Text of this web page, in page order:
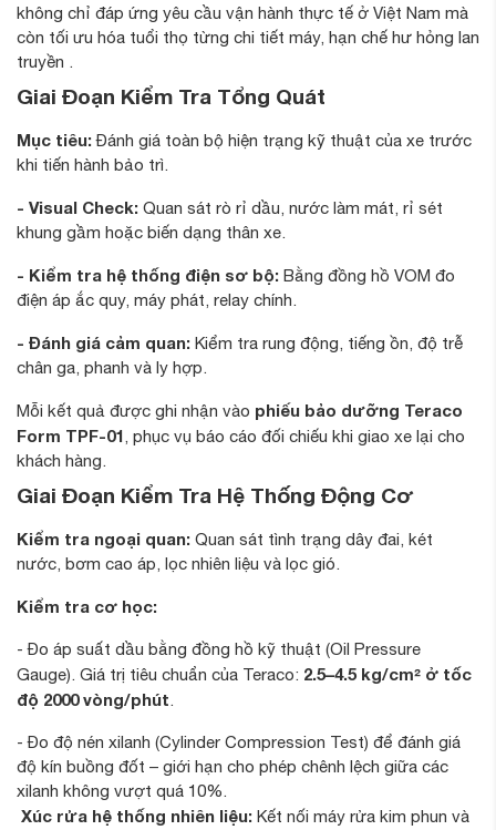
không chỉ đáp ứng yêu cầu vận hành thực tế ở Việt Nam mà
còn tối ưu hóa tuổi thọ từng chi tiết máy, hạn chế hư hỏng lan
truyền .
Giai Đoạn Kiểm Tra Tổng Quát
Mục tiêu:Đánh giá toàn bộ hiện trạng kỹ thuật của xe trước
khi tiến hành bảo trì.
- Visual Check: Quan sát rò rỉ dầu, nước làm mát, rỉ sét
khung gầm hoặc biến dạng thân xe.
- Kiểm tra hệ thống điện sơ bộ: Bằng đồng hồ VOM đo
điện áp ắc quy, máy phát, relay chính.
- Đánh giá cảm quan: Kiểm tra rung động, tiếng ồn, độ trễ
chân ga, phanh và ly hợp.
Mỗi kết quả được ghi nhận vào phiếu bảo dưỡng Teraco
Form TPF-01, phục vụ báo cáo đối chiếu khi giao xe lại cho
khách hàng.
Giai Đoạn Kiểm Tra Hệ Thống Động Cơ
Kiểm tra ngoại quan: Quan sát tình trạng dây đai, két
nước, bơm cao áp, lọc nhiên liệu và lọc gió.
Kiểm tra cơ học:
- Đo áp suất dầu bằng đồng hồ kỹ thuật (Oil Pressure
Gauge). Giá trị tiêu chuẩn của Teraco: 2.5–4.5 kg/cm² ở tốc
độ 2000 vòng/phút.
- Đo độ nén xilanh (Cylinder Compression Test) để đánh giá
độ kín buồng đốt – giới hạn cho phép chênh lệch giữa các
xilanh không vượt quá 10%.
Xúc rửa hệ thống nhiên liệu: Kết nối máy rửa kim phun và